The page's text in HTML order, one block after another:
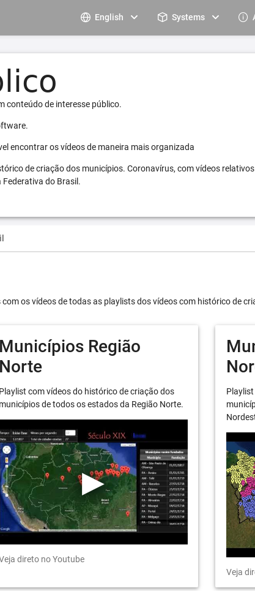
English Systems
conteúdo de interesse público.
encontrar os vídeos de maneira mais organizada
de criação dos municípios. Coronavírus, com vídeos
Federativa do Brasil.
os vídeos de todas as playlists dos vídeos com histórico de
Municípios Região
Norte
Playlist com vídeos do histórico de criação dos
municípios de todos os estados da Região Norte.
direto no Youtube
Veja